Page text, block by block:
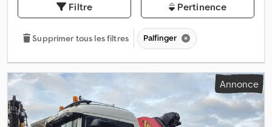
Filtre Pertinence
Supprimer tous les filtres Palfinger
Annonce